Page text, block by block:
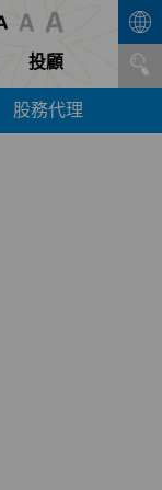
投顧
股務代理